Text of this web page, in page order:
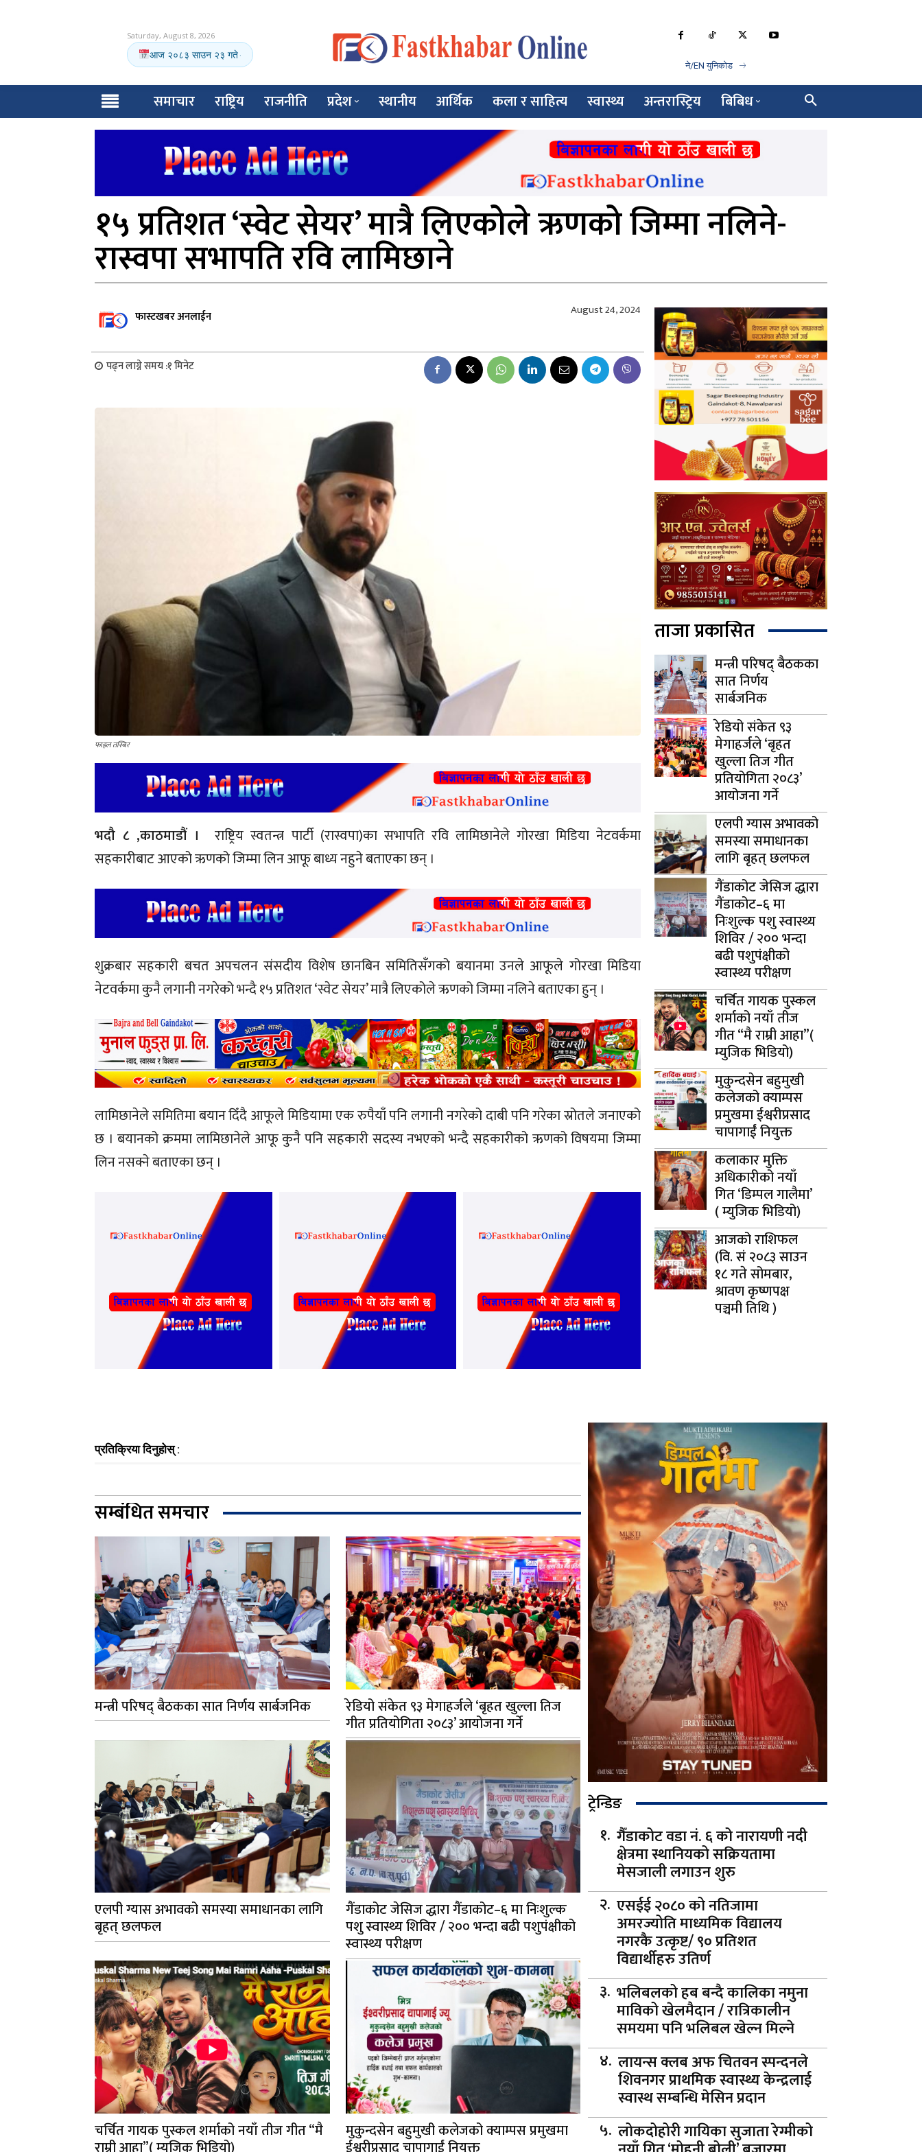
Saturday, August 8, 2026
आज २०८३ साउन २३ गते ·
ने/EN युनिकोड
समाचार राष्ट्रिय राजनीति प्रदेश स्थानीय आर्थिक कला र साहित्य स्वास्थ्य अन्तरास्ट्रिय बिबिध
१५ प्रतिशत ‘स्वेट सेयर’ मात्रै लिएकोले ऋणको जिम्मा नलिने-
रास्वपा सभापति रवि लामिछाने
फास्टखबर अनलाईन August 24, 2024
पढ्न लाग्ने समय :१मिनेट
फाइल तस्बिर
भदौ ८ ,काठमाडौं ।राष्ट्रिय स्वतन्त्र पार्टी (रास्वपा)का सभापति रवि लामिछानेले गोरखा मिडिया नेटवर्कमा
सहकारीबाट आएको ऋणको जिम्मा लिन आफू बाध्य नहुने बताएका छन् ।
शुक्रबार सहकारी बचत अपचलन संसदीय विशेष छानबिन समितिसँगको बयानमा उनले आफूले गोरखा मिडिया
नेटवर्कमा कुनै लगानी नगरेको भन्दै १५ प्रतिशत ‘स्वेट सेयर’ मात्रै लिएकोले ऋणको जिम्मा नलिने बताएका हुन् ।
लामिछानेले समितिमा बयान दिँदै आफूले मिडियामा एक रुपैयाँ पनि लगानी नगरेको दाबी पनि गरेका स्रोतले जनाएको
छ । बयानको क्रममा लामिछानेले आफू कुनै पनि सहकारी सदस्य नभएको भन्दै सहकारीको ऋणको विषयमा जिम्मा
लिन नसक्ने बताएका छन् ।
ताजा प्रकासित
मन्त्री परिषद् बैठकका
सात निर्णय
सार्बजनिक
रेडियो संकेत ९३
मेगाहर्जले ‘बृहत
खुल्ला तिज गीत
प्रतियोगिता २०८३’
आयोजना गर्ने
एलपी ग्यास अभावको
समस्या समाधानका
लागि बृहत् छलफल
गैंडाकोट जेसिज द्धारा
गैंडाकोट–६ मा
निःशुल्क पशु स्वास्थ्य
शिविर / २०० भन्दा
बढी पशुपंक्षीको
स्वास्थ्य परीक्षण
चर्चित गायक पुस्कल
शर्माको नयाँ तीज
गीत “मै राम्री आहा”(
म्युजिक भिडियो)
मुकुन्दसेन बहुमुखी
कलेजको क्याम्पस
प्रमुखमा ईश्वरीप्रसाद
चापागाईं नियुक्त
कलाकार मुक्ति
अधिकारीको नयाँ
गित ‘डिम्पल गालैमा’
( म्युजिक भिडियो)
आजको राशिफल
(वि. सं २०८३ साउन
१८ गते सोमबार,
श्रावण कृष्णपक्ष
पञ्चमी तिथि )
प्रतिक्रिया दिनुहोस् :
सम्बंधित समचार
मन्त्री परिषद् बैठकका सात निर्णय सार्बजनिक रेडियो संकेत ९३ मेगाहर्जले ‘बृहत खुल्ला तिज
गीत प्रतियोगिता २०८३’ आयोजना गर्ने
एलपी ग्यास अभावको समस्या समाधानका लागि
बृहत् छलफल
गैंडाकोट जेसिज द्धारा गैंडाकोट–६ मा निःशुल्क
पशु स्वास्थ्य शिविर / २०० भन्दा बढी पशुपंक्षीको
स्वास्थ्य परीक्षण
चर्चित गायक पुस्कल शर्माको नयाँ तीज गीत “मै मुकुन्दसेन बहुमुखी कलेजको क्याम्पस प्रमुखमा
ट्रेन्डिङ
गैँडाकोट वडा नं. ६ को नारायणी नदी
क्षेत्रमा स्थानियको सक्रियतामा
मेसजाली लगाउन शुरु
एसईई २०८० को नतिजामा
अमरज्योति माध्यमिक विद्यालय
नगरकै उत्कृष्ट/ ९० प्रतिशत
विद्यार्थीहरु उतिर्ण
भलिबलको हब बन्दै कालिका नमुना
माविको खेलमैदान / रात्रिकालीन
समयमा पनि भलिबल खेल्न मिल्ने
लायन्स क्लब अफ चितवन स्पन्दनले
शिवनगर प्राथमिक स्वास्थ्य केन्द्रलाई
स्वास्थ सम्बन्धि मेसिन प्रदान
लोकदोहोरी गायिका सुजाता रेग्मीको